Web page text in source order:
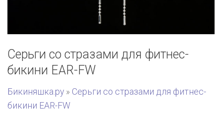
Серьги со стразами для фитнес-
бикини EAR-FW
Бикиняшка.ру » Серьги со стразами для фитнес-
бикини EAR-FW